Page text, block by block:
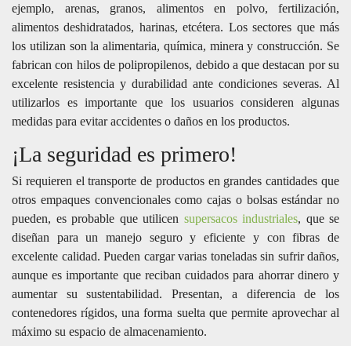
ejemplo, arenas, granos, alimentos en polvo, fertilización,
alimentos deshidratados, harinas, etcétera. Los sectores que más
los utilizan son la alimentaria, química, minera y construcción. Se
fabrican con hilos de polipropilenos, debido a que destacan por su
excelente resistencia y durabilidad ante condiciones severas. Al
utilizarlos es importante que los usuarios consideren algunas
medidas para evitar accidentes o daños en los productos.
¡La seguridad es primero!
Si requieren el transporte de productos en grandes cantidades que
otros empaques convencionales como cajas o bolsas estándar no
pueden, es probable que utilicen supersacos industriales, que se
diseñan para un manejo seguro y eficiente y con fibras de
excelente calidad. Pueden cargar varias toneladas sin sufrir daños,
aunque es importante que reciban cuidados para ahorrar dinero y
aumentar su sustentabilidad. Presentan, a diferencia de los
contenedores rígidos, una forma suelta que permite aprovechar al
máximo su espacio de almacenamiento.